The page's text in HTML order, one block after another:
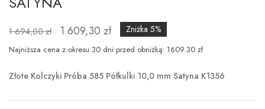
1 694,00 zł 1 609,30 zł Zniżka 5%
Najniższa cena z okresu 30 dni przed obniżką: 1609.30 zł
Złote Kolczyki Próba 585 Półkulki 10,0 mm Satyna K1356